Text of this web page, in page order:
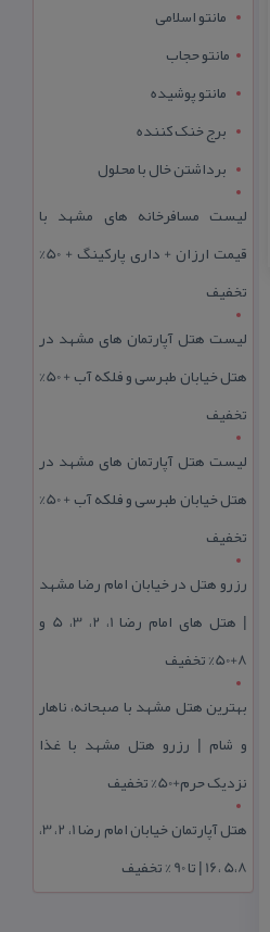
مانتو اسلامی
مانتو حجاب
مانتو پوشیده
برج خنک کننده
برداشتن خال با محلول
لیست مسافرخانه های مشهد با
قیمت ارزان + داری پارکینگ + 50%
تخفیف
لیست هتل آپارتمان های مشهد در
هتل خیابان طبرسی و فلکه آب + 50%
تخفیف
لیست هتل آپارتمان های مشهد در
هتل خیابان طبرسی و فلکه آب + 50%
تخفیف
رزرو هتل در خیابان امام رضا مشهد
| هتل‌ های امام رضا 1، 2، 3، 5 و
8+50% تخفیف
بهترین هتل مشهد با صبحانه، ناهار
و شام | رزرو هتل مشهد با غذا
نزدیک حرم+50% تخفیف
هتل آپارتمان خیابان امام رضا 1، 2، 3،
5،8 ،16 | تا 90 % تخفیف